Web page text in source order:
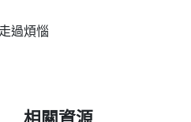
過煩惱
相關資源